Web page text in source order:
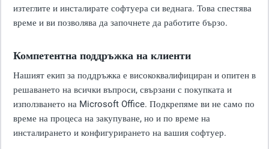
изтеглите и инсталирате софтуера си веднага. Това спестява
време и ви позволява да започнете да работите бързо.
Компетентна поддръжка на клиенти
Нашият екип за поддръжка е висококвалифициран и опитен в
решаването на всички въпроси, свързани с покупката и
използването на Microsoft Office. Подкрепяме ви не само по
време на процеса на закупуване, но и по време на
инсталирането и конфигурирането на вашия софтуер.